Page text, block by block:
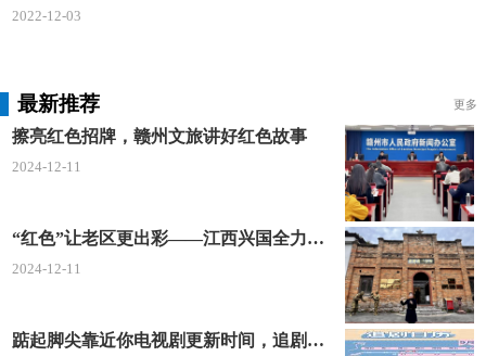
2022-12-03
最新推荐 更多
擦亮红色招牌，赣州文旅讲好红色故事
2024-12-11
“红色”让老区更出彩——江西兴国全力打造红色文化传承发展创新示范区
2024-12-11
踮起脚尖靠近你电视剧更新时间，追剧日历及剧情简介